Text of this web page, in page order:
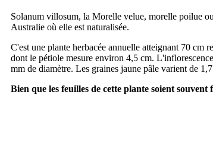
Solanum villosum, la Morelle velue, morelle poilue
Australie où elle est naturalisée.
C'est une plante herbacée annuelle atteignant 70 cm
dont le pétiole mesure environ 4,5 cm.
mm de diamètre. Les graines jaune pâle varient de
Bien que les feuilles de cette plante soient